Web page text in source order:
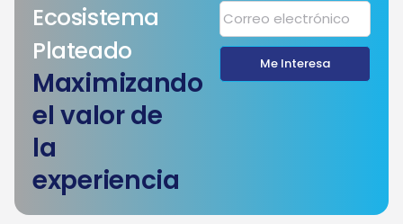
Ecosistema
Plateado
Maximizando
el valor de
la
experiencia
Me Interesa